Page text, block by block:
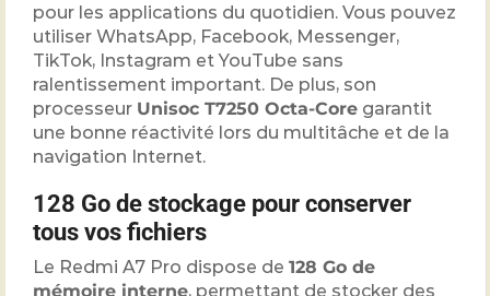
pour les applications du quotidien. Vous pouvez
utiliser WhatsApp, Facebook, Messenger,
TikTok, Instagram et YouTube sans
ralentissement important. De plus, son
processeur Unisoc T7250 Octa-Core garantit
une bonne réactivité lors du multitâche et de la
navigation Internet.
128 Go de stockage pour conserver
tous vos fichiers
Le Redmi A7 Pro dispose de 128 Go de
mémoire interne, permettant de stocker des